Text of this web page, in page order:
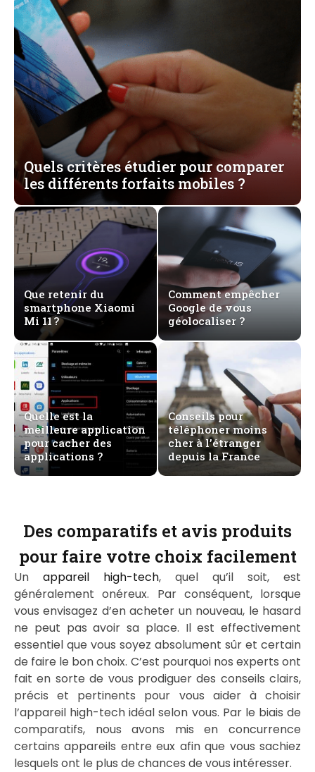
Quels critères étudier pour comparer
les différents forfaits mobiles ?
Que retenir du
smartphone Xiaomi
Mi 11 ?
Comment empêcher
Google de vous
géolocaliser ?
Quelle est la
meilleure application
pour cacher des
applications ?
Conseils pour
téléphoner moins
cher à l’étranger
depuis la France
Des comparatifs et avis produits
pour faire votre choix facilement
Un appareil high-tech, quel qu’il soit, est
généralement onéreux. Par conséquent, lorsque
vous envisagez d’en acheter un nouveau, le hasard
ne peut pas avoir sa place. Il est effectivement
essentiel que vous soyez absolument sûr et certain
de faire le bon choix. C’est pourquoi nos experts ont
fait en sorte de vous prodiguer des conseils clairs,
précis et pertinents pour vous aider à choisir
l’appareil high-tech idéal selon vous. Par le biais de
comparatifs, nous avons mis en concurrence
certains appareils entre eux afin que vous sachiez
lesquels ont le plus de chances de vous intéresser.